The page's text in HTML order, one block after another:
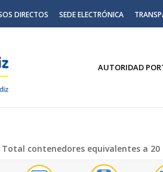
DIRECTOS SEDE ELECTRÓNICA
AUTORIDAD
Total contenedores equivalentes a